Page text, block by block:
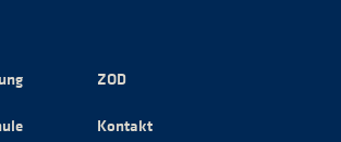
ZOD
Kontakt